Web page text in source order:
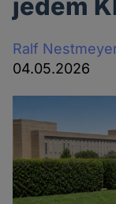
jedem
Ralf
04.05.2026